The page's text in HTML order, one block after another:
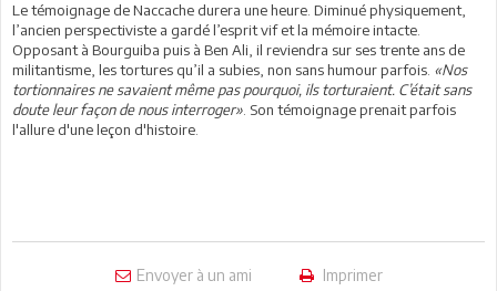
Le témoignage de Naccache durera une heure. Diminué physiquement,
l’ancien perspectiviste a gardé l’esprit vif et la mémoire intacte.
Opposant à Bourguiba puis à Ben Ali, il reviendra sur ses trente ans de
militantisme, les tortures qu’il a subies, non sans humour parfois. «Nos
tortionnaires ne savaient même pas pourquoi, ils torturaient. C’était sans
doute leur façon de nous interroger» . Son témoignage prenait parfois
l'allure d'une leçon d'histoire.
Envoyer à un ami Imprimer